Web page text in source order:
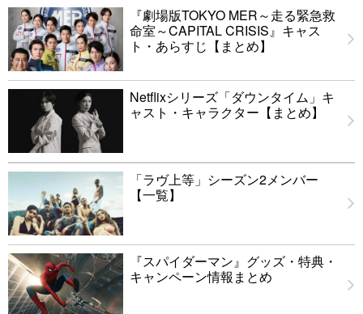
『劇場版TOKYO MER～走る緊急救
命室～CAPITAL CRISIS』キャス
ト・あらすじ【まとめ】
Netflixシリーズ「ダウンタイム」キ
ャスト・キャラクター【まとめ】
「ラヴ上等」シーズン2メンバー
【一覧】
『スパイダーマン』グッズ・特典・
キャンペーン情報まとめ